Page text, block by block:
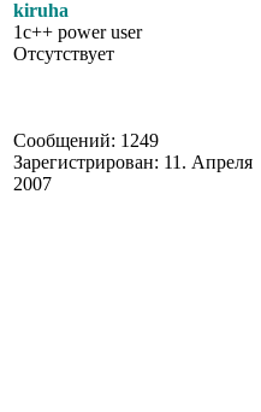
kiruha
1c++ power user
Отсутствует
Сообщений: 1249
Зарегистрирован: 11. Апреля
2007